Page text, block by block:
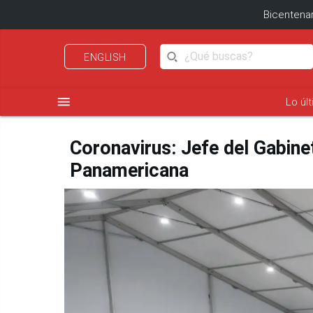
ENGLISH
menu Lo
Coronavirus: Jefe del
Panamericana